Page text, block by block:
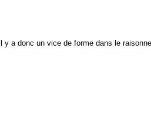
y a donc un vice de forme dans le